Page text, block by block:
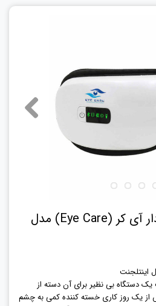
ماساژور چشم بلوتوث دار آی کر (Eye Care) مدل
اینتلجنت
دستگاه بی نظیر برای آن دسته از
از یک روز کاری خسته کننده کمی به چشم